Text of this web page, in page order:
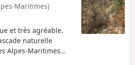
Maritimes)
et très agréable.
naturelle
Alpes-Maritimes